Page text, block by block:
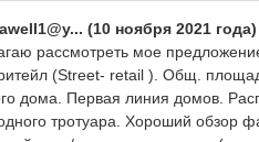
(10 ноября 2021 года)
рассмотреть мое
(Street- retail ). Общ.
дома. Первая линия домов.
тротуара. Хороший обзор